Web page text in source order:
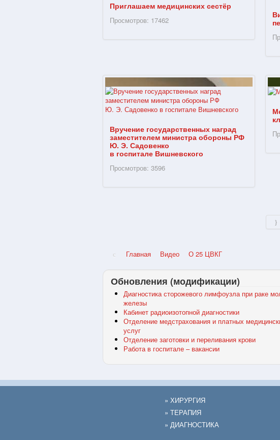
Приглашаем медицинских сестёр
Просмотров: 17462
Вручение государственных наград
заместителем министра обороны РФ
Ю. Э. Садовенко
в госпитале Вишневского
Просмотров: 3596
Главная Видео О 25 ЦВКГ
Обновления (модификации)
Диагностика сторожевого лимфоузла при раке
железы
Кабинет радиоизотопной диагностики
Отделение медстрахования и платных
услуг
Отделение заготовки и переливания крови
Работа в госпитале – вакансии
» ХИРУРГИЯ
» ТЕРАПИЯ
» ДИАГНОСТИКА